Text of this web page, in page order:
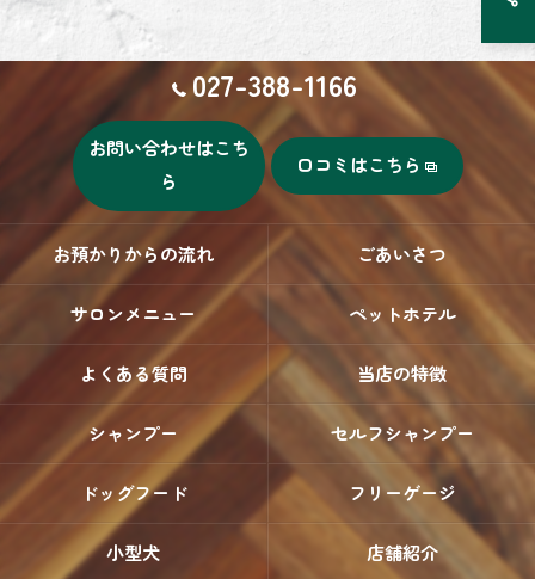
027-388-1166
お問い合わせはこち
ら
口コミはこちら
お預かりからの流れ ごあいさつ
サロンメニュー ペットホテル
よくある質問 当店の特徴
シャンプー セルフシャンプー
ドッグフード フリーゲージ
小型犬 店舗紹介